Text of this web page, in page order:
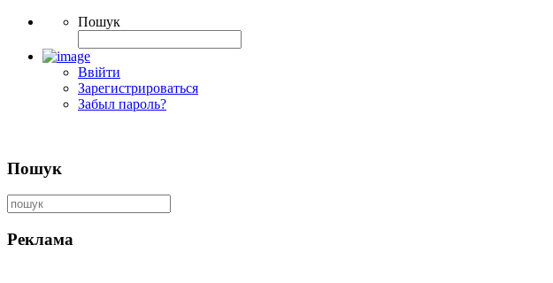
Пошук
Ввійти
Зарегистрироваться
Забыл пароль?
Пошук
Реклама